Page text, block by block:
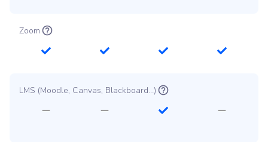
Zoom
LMS (Moodle, Canvas, Blackboard…)